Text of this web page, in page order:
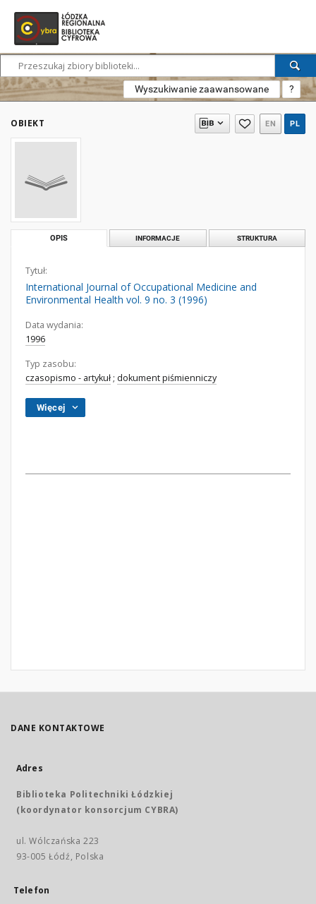
Wyszukiwanie zaawansowane ?
OBIEKT EN PL
OPIS INFORMACJE STRUKTURA
Tytuł:
International Journal of Occupational Medicine and
Environmental Health vol. 9 no. 3 (1996)
Data wydania:
1996
Typ zasobu:
czasopismo - artykuł ; dokument piśmienniczy
Więcej
DANE KONTAKTOWE
Adres
Biblioteka Politechniki Łódzkiej
(koordynator konsorcjum CYBRA)
ul. Wólczańska 223
93-005 Łódź, Polska
Telefon